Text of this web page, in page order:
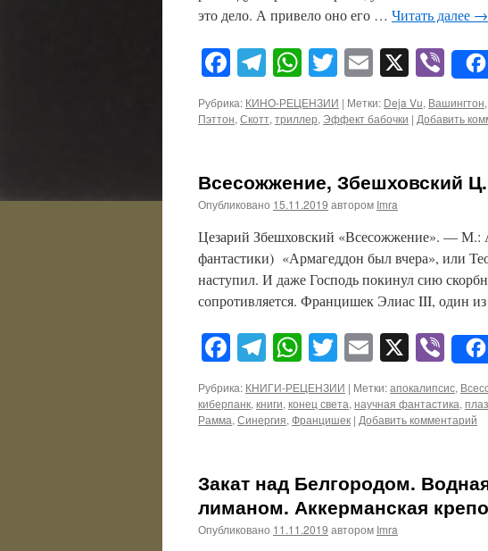
это дело. А привело оно его … Читать далее →
Facebook
Telegram
WhatsApp
Twitter
Email
X
Рубрика: КИНО-РЕЦЕНЗИИ | Метки: Deja Vu, Вашингтон,
Пэттон, Скотт, триллер, Эффект бабочки | Добавить
Всесожжение, Збешховский Ц.
Опубликовано 15.11.2019 автором Imra
Цезарий Збешховский «Всесожжение». — М.:
фантастики) «Армагеддон был вчера», или
наступил. И даже Господь покинул сию
сопротивляется. Францишек Элиас III, один
Facebook
Telegram
WhatsApp
Twitter
Email
X
Рубрика: КНИГИ-РЕЦЕНЗИИ | Метки:апокалипсис,
киберпанк, книги, конец света, научная фантастика,
Рамма, Синергия, Францишек | Добавить комментарий
Закат над Белгородом.
лиманом. Аккерманская
Опубликовано 11.11.2019 автором Imra